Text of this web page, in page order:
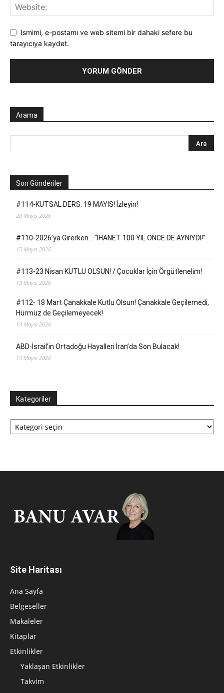
Ismimi, e-postamı ve web sitemi bir dahaki sefere bu
tarayıcıya kaydet.
Arama
Son Gönderiler
#114-KUTSAL DERS: 19 MAYIS! İzleyin!
20 Mayıs 2026
#110-2026’ya Girerken… “İHANET 100 YIL ÖNCE DE AYNIYDI!”
15 Mayıs 2026
#113-23 Nisan KUTLU OLSUN! / Çocuklar İçin Örgütlenelim!
13 Mayıs 2026
#112- 18 Mart Çanakkale Kutlu Olsun! Çanakkale Geçilemedi,
Hürmüz de Geçilemeyecek!
13 Mayıs 2026
ABD-İsrail’in Ortadoğu Hayalleri İran’da Son Bulacak!
13 Mayıs 2026
Kategoriler
Kategoriler
Site Haritası
Ana Sayfa
Belgeseller
Makaleler
Kitaplar
Etkinlikler
Yaklaşan Etkinlikler
Takvim